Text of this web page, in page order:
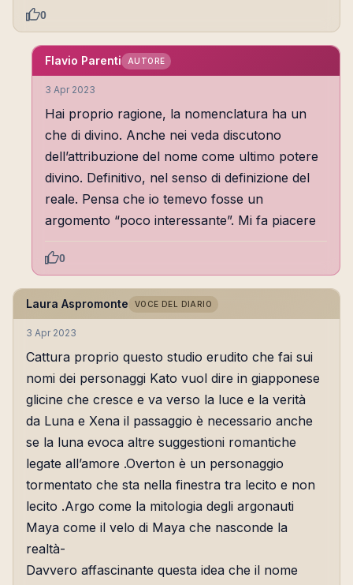
0
Flavio Parenti AUTORE
3 Apr 2023
Hai proprio ragione, la nomenclatura ha un
che di divino. Anche nei veda discutono
dell’attribuzione del nome come ultimo potere
divino. Definitivo, nel senso di definizione del
reale. Pensa che io temevo fosse un
argomento “poco interessante”. Mi fa piacere
0
Laura Aspromonte VOCE DEL DIARIO
3 Apr 2023
Cattura proprio questo studio erudito che fai sui
nomi dei personaggi Kato vuol dire in giapponese
glicine che cresce e va verso la luce e la verità
da Luna e Xena il passaggio è necessario anche
se la luna evoca altre suggestioni romantiche
legate all’amore .Overton è un personaggio
tormentato che sta nella finestra tra lecito e non
lecito .Argo come la mitologia degli argonauti
Maya come il velo di Maya che nasconde la
realtà-
Davvero affascinante questa idea che il nome